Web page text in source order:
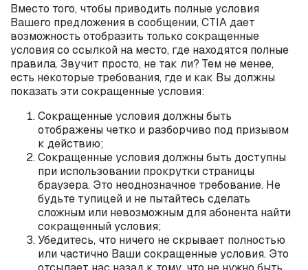
Вместо того, чтобы приводить полные условия
Вашего предложения в сообщении, CTIAдает
возможность отобразить только сокращенные
условия со ссылкой на место, где находятся полные
правила. Звучит просто, не так ли? Тем не менее,
есть некоторые требования, где и как Вы должны
показать эти сокращенные условия:
Сокращенные условия должны быть
отображены четко и разборчиво под призывом
к действию;
Сокращенные условия должны быть доступны
при использовании прокрутки страницы
браузера. Это неоднозначное требование. Не
будьте тупицей и не пытайтесь сделать
сложным или невозможным для абонента найти
сокращенный условия;
Убедитесь, что ничего не скрывает полностью
или частично Ваши сокращенные условия. Это